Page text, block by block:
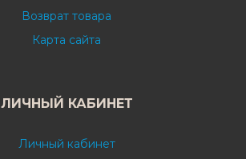
Возврат товара
Карта сайта
ЛИЧНЫЙ КАБИНЕТ
Личный кабинет